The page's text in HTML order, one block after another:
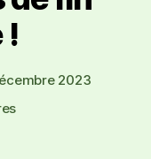
!
2023